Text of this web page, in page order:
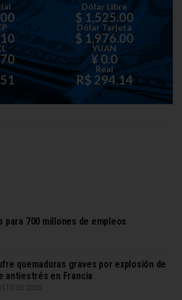
Dólar Libre
$ 1,525.00
Dólar Tarjeta
$ 1,976.00
YUAN
¥ 0.0
Real
R$ 294.14
para 700 millones de empleos
quemaduras graves por explosión de
antiestrés en Francia
DE 2026